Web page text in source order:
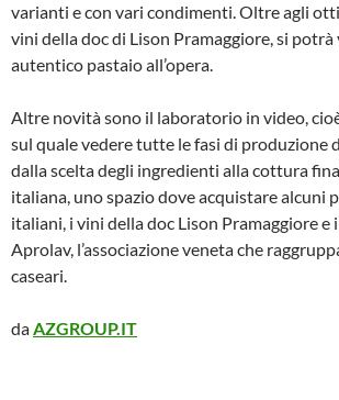
varianti e con vari condimenti. Oltre agli
vini della doc di Lison Pramaggiore, si potrà
autentico pastaio all’opera.
Altre novità sono il laboratorio in video,
sul quale vedere tutte le fasi di produzione
dalla scelta degli ingredienti alla cottura
italiana, uno spazio dove acquistare alcuni
italiani, i vini della doc Lison Pramaggiore e
Aprolav, l’associazione veneta che
caseari.
daAZGROUP.IT